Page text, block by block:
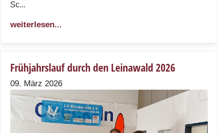
Sc...
weiterlesen...
Frühjahrslauf durch den Leinawald 2026
09. März 2026